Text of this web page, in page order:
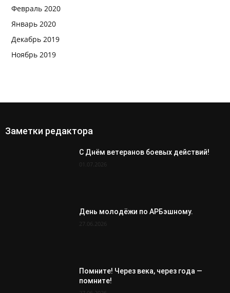
Февраль 2020
Январь 2020
Декабрь 2019
Ноябрь 2019
Заметки редактора
С Днём ветеранов боевых действий!
01.07.2026
День молодёжи по АРБэшному.
27.06.2026
Помните! Через века, через года —
помните!